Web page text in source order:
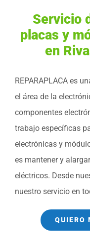
Servicio
placas y
en
REPARAPLACA es
el área de la
componentes
trabajo específicas
electrónicas y
es mantener y
eléctricos. Desde
nuestro servicio en
QUIERO